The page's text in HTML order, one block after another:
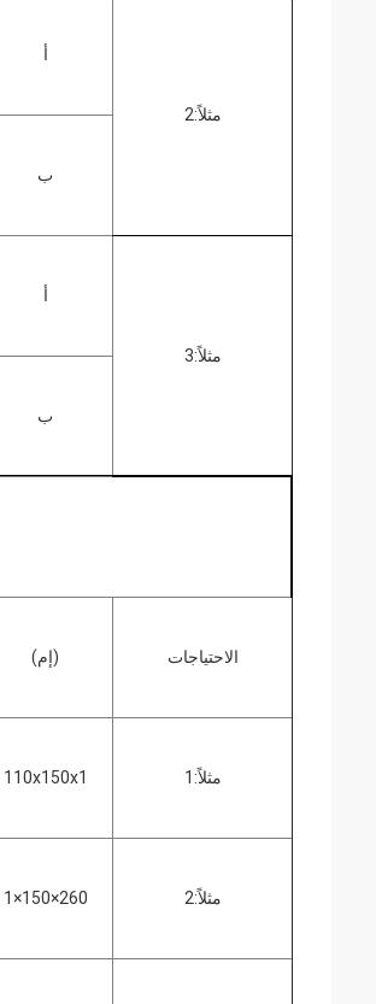
مثلاً:2
أ
ب
مثلاً:3
أ
ب
الاحتياجات (إم)
مثلاً:1 110x150x1
مثلاً:2 260×150×1